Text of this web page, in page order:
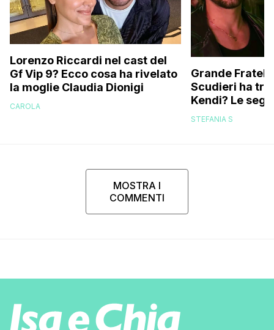
Lorenzo Riccardi nel cast del
Gf Vip 9? Ecco cosa ha rivelato
la moglie Claudia Dionigi
CAROLA
Grande
Scudieri ha
Kendi? Le
replica dell’ex
STEFANIA S
MOSTRA I
COMMENTI